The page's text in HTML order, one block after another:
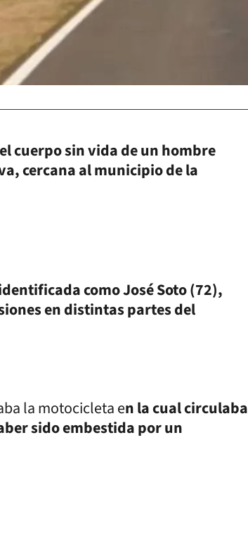
cuerpo sin vida de un hombre
cercana al municipio de la
como José Soto (72),
en distintas partes del
la motocicleta en la cual circulaba
sido embestida por un